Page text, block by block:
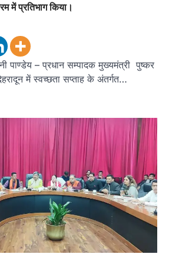
में प्रतिभाग किया।
पाण्डेय – प्रधान सम्पादक मुख्यमंत्री पुष्कर
में स्वच्छता सप्ताह के अंतर्गत…